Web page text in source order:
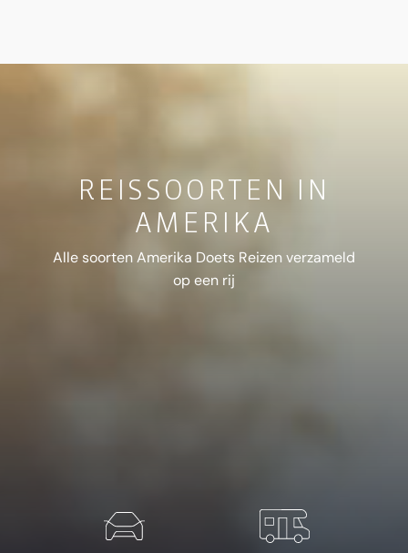
REISSOORTEN IN
AMERIKA
Alle soorten Amerika Doets Reizen verzameld
op een rij